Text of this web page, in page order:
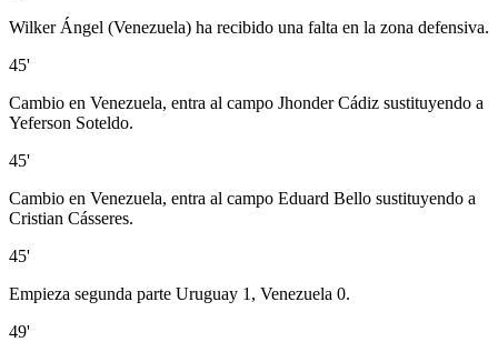
Wilker Ángel (Venezuela) ha recibido una falta en la zona defensiva.
45'
Cambio en Venezuela, entra al campo Jhonder Cádiz sustituyendo a
Yeferson Soteldo.
45'
Cambio en Venezuela, entra al campo Eduard Bello sustituyendo a
Cristian Cásseres.
45'
Empieza segunda parte Uruguay 1, Venezuela 0.
49'